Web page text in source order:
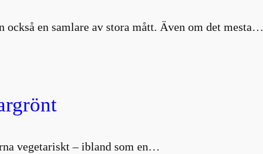
en samlare av stora mått. Även om det mesta…
vegetariskt – ibland som en…